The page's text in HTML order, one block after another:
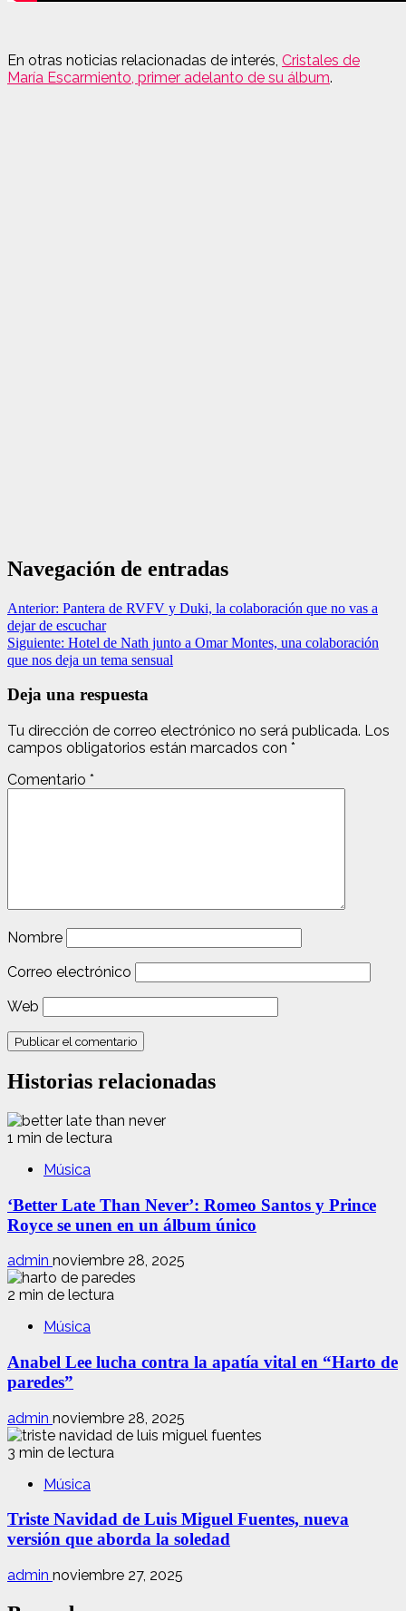
En otras noticias relacionadas de interés, Cristales de
María Escarmiento, primer adelanto de su álbum.
Navegación de entradas
Anterior: Pantera de RVFV y Duki, la colaboración que no vas a
dejar de escuchar
Siguiente: Hotel de Nath junto a Omar Montes, una colaboración
que nos deja un tema sensual
Deja una respuesta
Tu dirección de correo electrónico no será publicada. Los
campos obligatorios están marcados con *
Comentario *
Nombre
Correo electrónico
Web
Historias relacionadas
1 min de lectura
Música
‘Better Late Than Never’: Romeo Santos y Prince
Royce se unen en un álbum único
admin noviembre 28, 2025
2 min de lectura
Música
Anabel Lee lucha contra la apatía vital en “Harto de
paredes”
admin noviembre 28, 2025
3 min de lectura
Música
Triste Navidad de Luis Miguel Fuentes, nueva
versión que aborda la soledad
admin noviembre 27, 2025